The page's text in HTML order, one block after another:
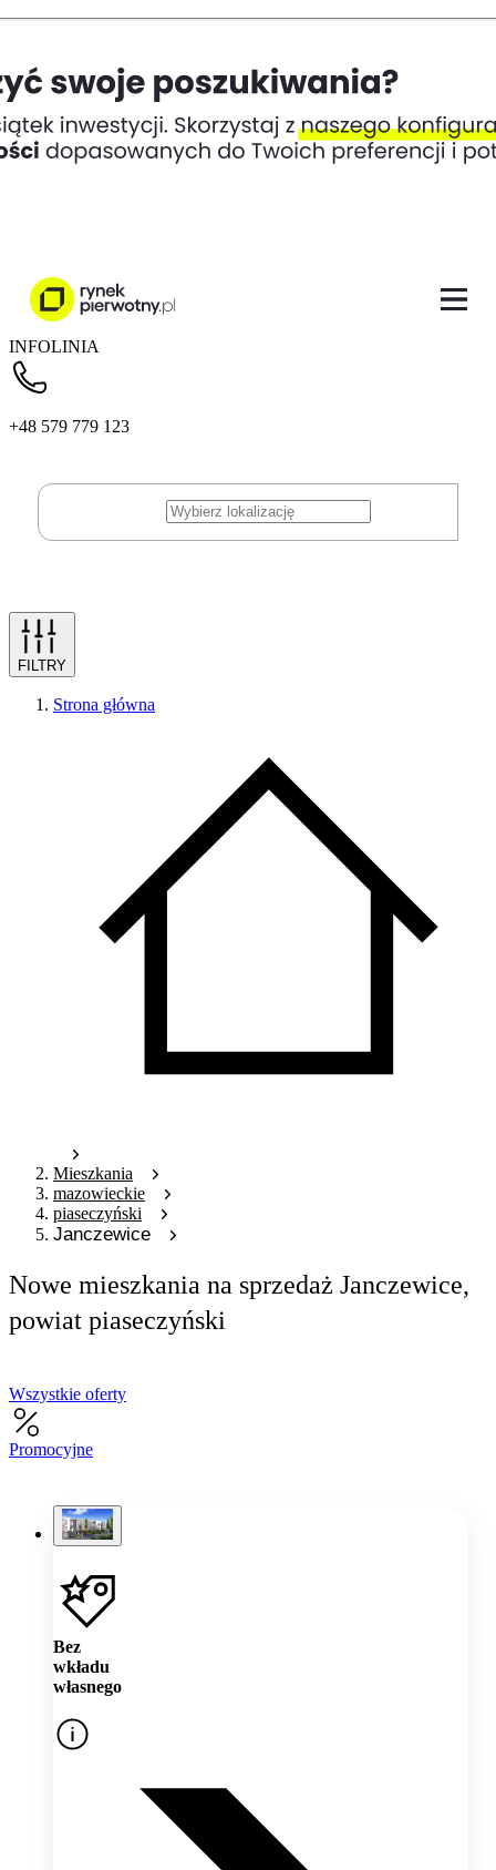
INFOLINIA
+48 579 779 123
FILTRY
Strona główna
Mieszkania
mazowieckie
piaseczyński
Janczewice
Nowe mieszkania na sprzedaż Janczewice,
powiat piaseczyński
Wszystkie oferty
Promocyjne
Bez
wkładu
własnego